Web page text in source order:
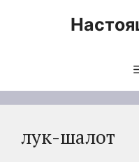
лук-шалот